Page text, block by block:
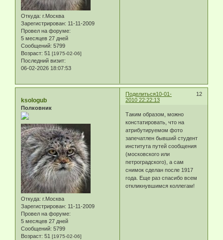
Откуда: г.Москва
Зарегистрирован: 11-11-2009
Провел на форуме:
5 месяцев 27 дней
Сообщений: 5799
Возраст: 51 [1975-02-06]
Последний визит:
06-02-2026 18:07:53
Поделиться 12
10-01-
2010 22:22:13
ksologub
Полковник
Откуда: г.Москва
Зарегистрирован: 11-11-2009
Провел на форуме:
5 месяцев 27 дней
Сообщений: 5799
Возраст: 51 [1975-02-06]
Таким образом, можно
констатировать, что на
атрибутируемом фото
запечатлен бывший студент
института путей сообщения
(московского или
петроградского), а сам
снимок сделан после 1917
года. Еще раз спасибо всем
откликнувшимся коллегам!